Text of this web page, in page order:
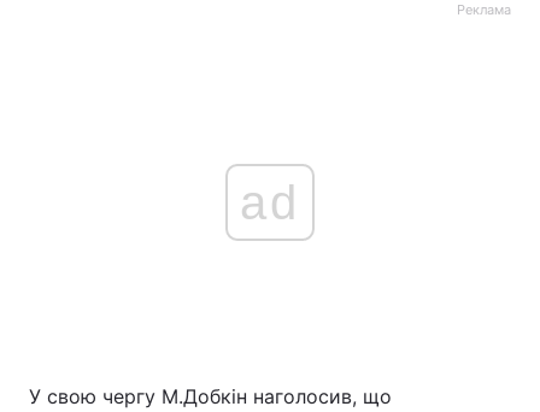
Реклама
ad
У свою чергу М.Добкін наголосив, що